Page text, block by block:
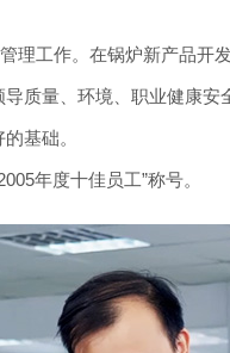
理工作。在锅炉新产品
质量、环境、职业健康
基础。
年度十佳员工”称号。